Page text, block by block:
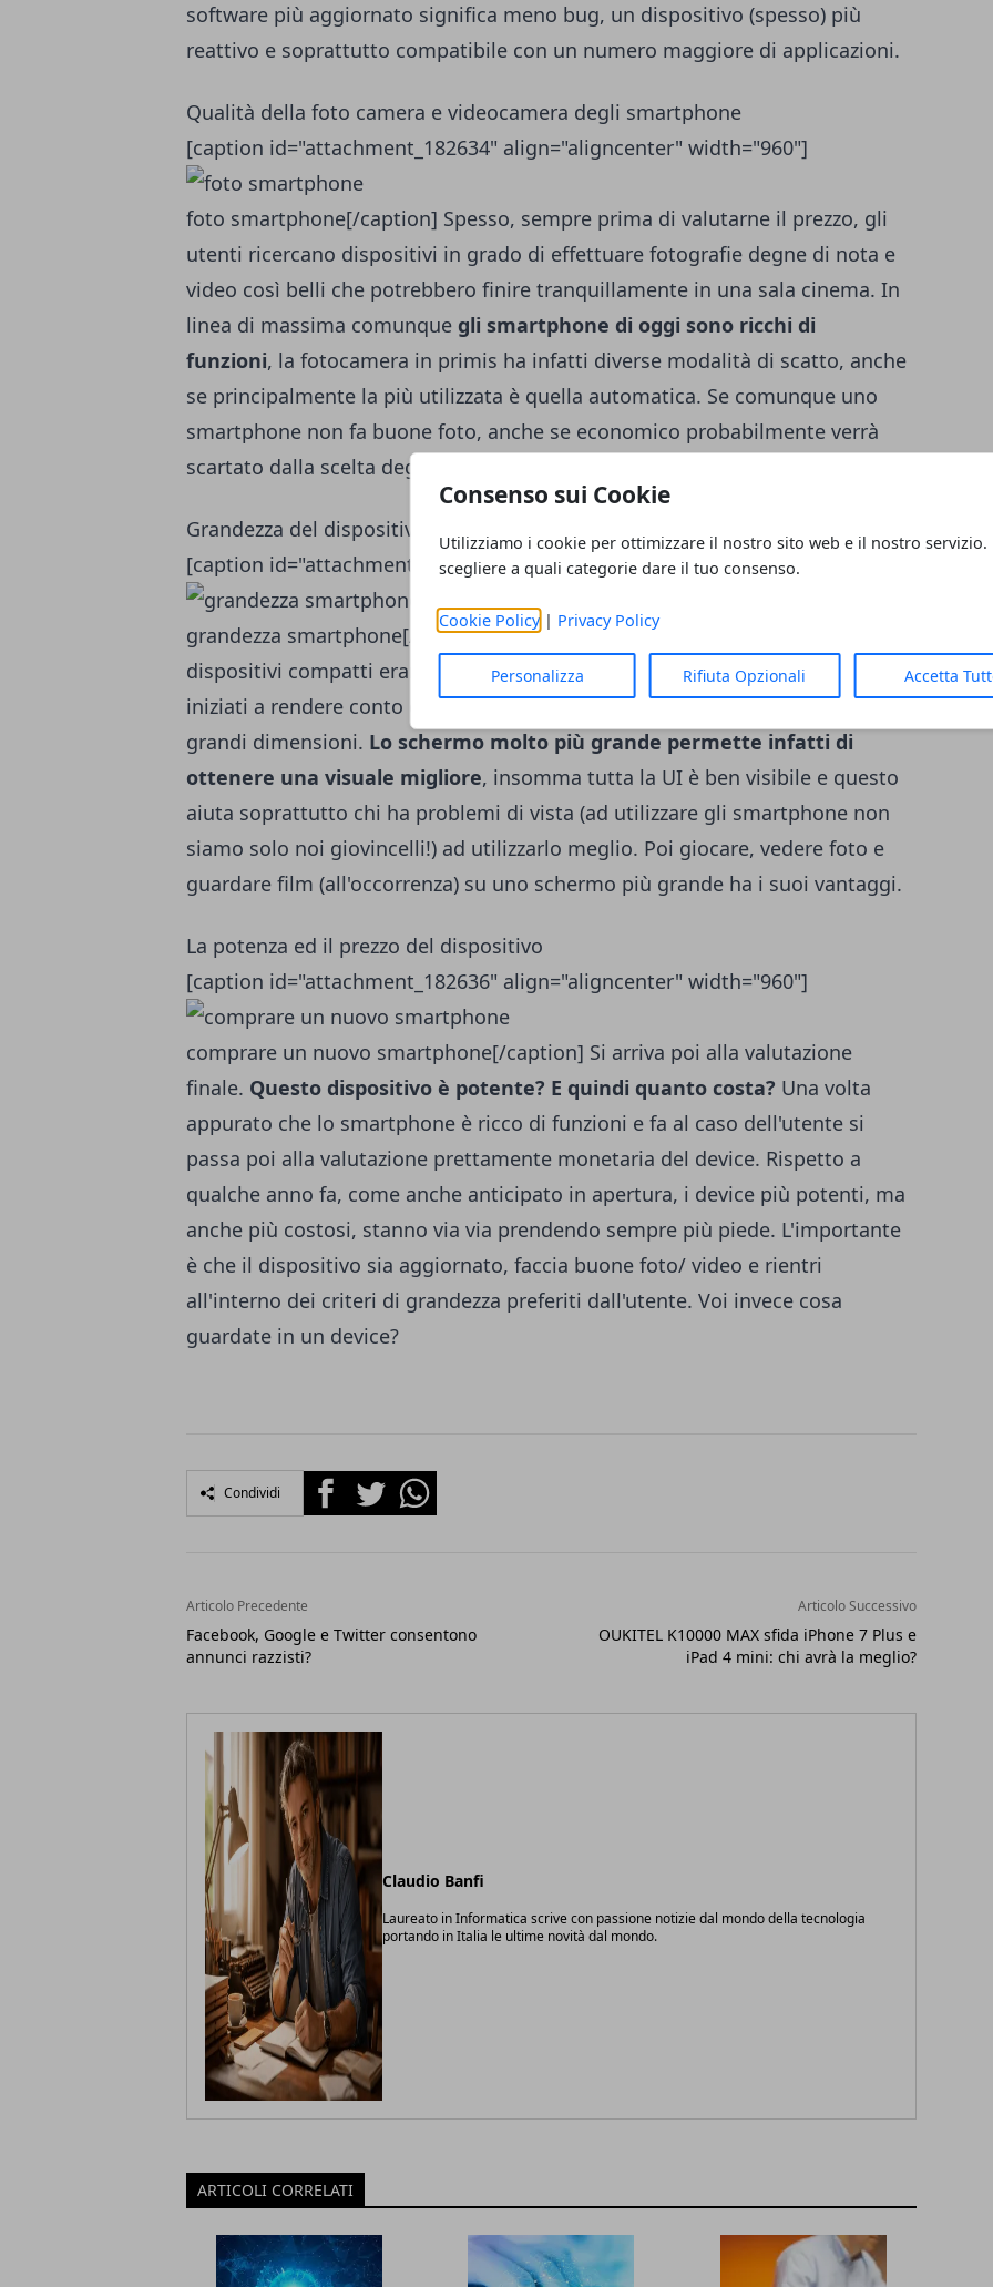
Consenso sui Cookie
Utilizziamo i cookie per ottimizzare il nostro sito web e il nostro servizio.
scegliere a quali categorie dare il tuo consenso.
Cookie Policy| Privacy Policy
Personalizza Rifiuta Opzionali Accetta
software più aggiornato significa meno bug, un dispositivo (spesso) più
reattivo e soprattutto compatibile con un numero maggiore di applicazioni.
Qualità della foto camera e videocamera degli smartphone
[caption id="attachment_182634" align="aligncenter" width="960"]
foto smartphone[/caption] Spesso, sempre prima di valutarne il prezzo, gli
utenti ricercano dispositivi in grado di effettuare fotografie degne di nota e
video così belli che potrebbero finire tranquillamente in una sala cinema. In
linea di massima comunque gli smartphone di oggi sono ricchi di
funzioni, la fotocamera in primis ha infatti diverse modalità di scatto, anche
se principalmente la più utilizzata è quella automatica. Se comunque uno
smartphone non fa buone foto, anche se economico probabilmente verrà
scartato dalla scelta degli utenti.
Grandezza del dispositivo: c'è chi lo vuole grande e chi piccolo
[caption id="attachment_182635" align="aligncenter" width="972"]
grandezza smartphone[/caption] Fino a qualche anno fa forse era vero che i
dispositivi compatti erano più apprezzati, ma pian piano gli utenti si sono
iniziati a rendere conto della bontà e delle qualità di uno smartphone di
grandi dimensioni. Lo schermo molto più grande permette infatti di
ottenere una visuale migliore, insomma tutta la UI è ben visibile e questo
aiuta soprattutto chi ha problemi di vista (ad utilizzare gli smartphone non
siamo solo noi giovincelli!) ad utilizzarlo meglio. Poi giocare, vedere foto e
guardare film (all'occorrenza) su uno schermo più grande ha i suoi vantaggi.
La potenza ed il prezzo del dispositivo
[caption id="attachment_182636" align="aligncenter" width="960"]
comprare un nuovo smartphone[/caption] Si arriva poi alla valutazione
finale. Questo dispositivo è potente? E quindi quanto costa? Una volta
appurato che lo smartphone è ricco di funzioni e fa al caso dell'utente si
passa poi alla valutazione prettamente monetaria del device. Rispetto a
qualche anno fa, come anche anticipato in apertura, i device più potenti, ma
anche più costosi, stanno via via prendendo sempre più piede. L'importante
è che il dispositivo sia aggiornato, faccia buone foto/ video e rientri
all'interno dei criteri di grandezza preferiti dall'utente. Voi invece cosa
guardate in un device?
Condividi FacebookTwitterWhatsapp
Articolo Precedente
Facebook, Google e Twitter consentono
annunci razzisti?
Articolo Successivo
OUKITEL K10000 MAX sfida iPhone 7 Plus e
iPad 4 mini: chi avrà la meglio?
Claudio Banfi
Laureato in Informatica scrive con passione notizie dal mondo della tecnologia
portando in Italia le ultime novità dal mondo.
ARTICOLI CORRELATI